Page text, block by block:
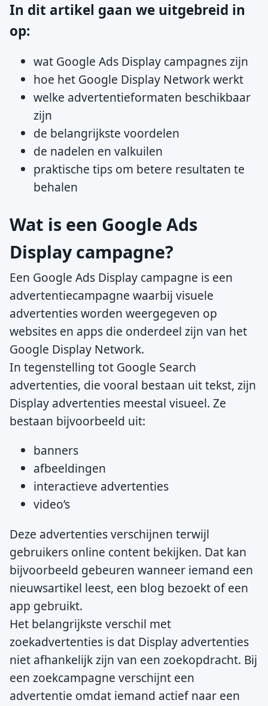
In dit artikel gaan we uitgebreid in
op:
wat Google Ads Display campagnes zijn
hoe het Google Display Network werkt
welke advertentieformaten beschikbaar
zijn
de belangrijkste voordelen
de nadelen en valkuilen
praktische tips om betere resultaten te
behalen
Wat is een Google Ads
Display campagne?
Een Google Ads Display campagne is een
advertentiecampagne waarbij visuele
advertenties worden weergegeven op
websites en apps die onderdeel zijn van het
Google Display Network.
In tegenstelling tot Google Search
advertenties, die vooral bestaan uit tekst, zijn
Display advertenties meestal visueel. Ze
bestaan bijvoorbeeld uit:
banners
afbeeldingen
interactieve advertenties
video’s
Deze advertenties verschijnen terwijl
gebruikers online content bekijken. Dat kan
bijvoorbeeld gebeuren wanneer iemand een
nieuwsartikel leest, een blog bezoekt of een
app gebruikt.
Het belangrijkste verschil met
zoekadvertenties is dat Display advertenties
niet afhankelijk zijn van een zoekopdracht. Bij
een zoekcampagne verschijnt een
advertentie omdat iemand actief naar een